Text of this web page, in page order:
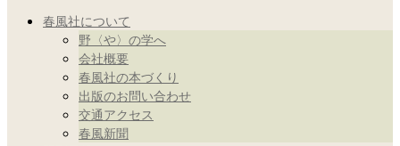
春風社について
野〈や〉の学へ
会社概要
春風社の本づくり
出版のお問い合わせ
交通アクセス
春風新聞